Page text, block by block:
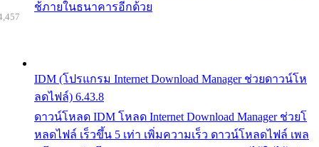
ช้ภายในธนาคารอีกด้วย
IDM (โปรแกรม Internet Download Manager ช่วยดาวน์โห
ลดไฟล์) 6.43.8
ดาวน์โหลด IDM โหลด Internet Download Manager ช่วยโ
หลดไฟล์ เร็วขึ้น 5 เท่า เพิ่มความเร็ว ดาวน์โหลดไฟล์ เพล